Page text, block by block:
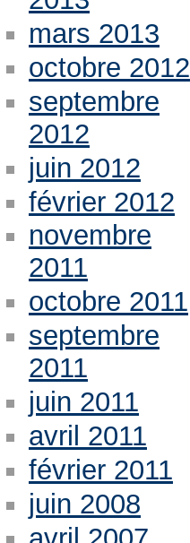
mars 2013
octobre 2012
septembre
2012
juin 2012
février 2012
novembre
2011
octobre 2011
septembre
2011
juin 2011
avril 2011
février 2011
juin 2008